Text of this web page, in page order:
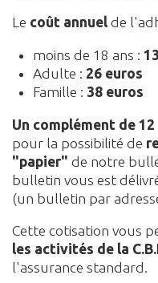
Le coût annuel de
moins de 18 ans :
Adulte : 26 euros
Famille : 38 euros
Un complément de 12
pour la possibilité de
"papier" de notre
bulletin vous est
(un bulletin par
Cette cotisation vous
les activités de la
l'assurance standard.